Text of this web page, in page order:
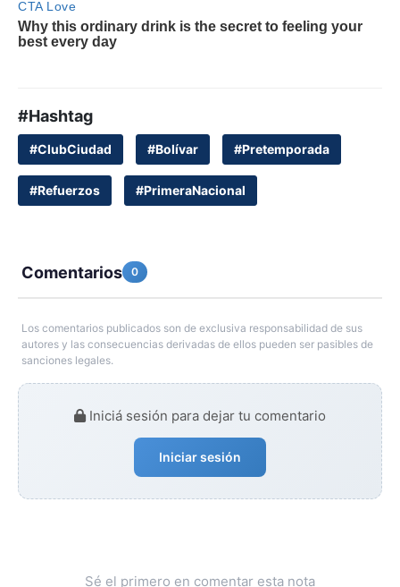
#Hashtag
#ClubCiudad #Bolívar #Pretemporada
#Refuerzos #PrimeraNacional
Comentarios 0
Los comentarios publicados son de exclusiva responsabilidad de sus
autores y las consecuencias derivadas de ellos pueden ser pasibles de
sanciones legales.
Iniciá sesión para dejar tu comentario
Iniciar sesión
Sé el primero en comentar esta nota